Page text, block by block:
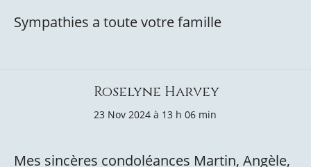
Sympathies a toute votre famille
Roselyne Harvey
23 Nov 2024 à 13 h 06 min
Mes sincères condoléances Martin, Angèle,